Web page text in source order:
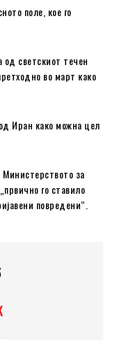
поле, кое го
од светскиот течен
во март како
Иран како можна цел
за
го ставило
повредени“.